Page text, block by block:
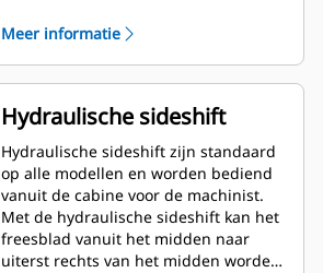
Meer informatie
Hydraulische sideshift
Hydraulische sideshift zijn standaard
op alle modellen en worden bediend
vanuit de cabine voor de machinist.
Met de hydraulische sideshift kan het
freesblad vanuit het midden naar
uiterst rechts van het midden worden